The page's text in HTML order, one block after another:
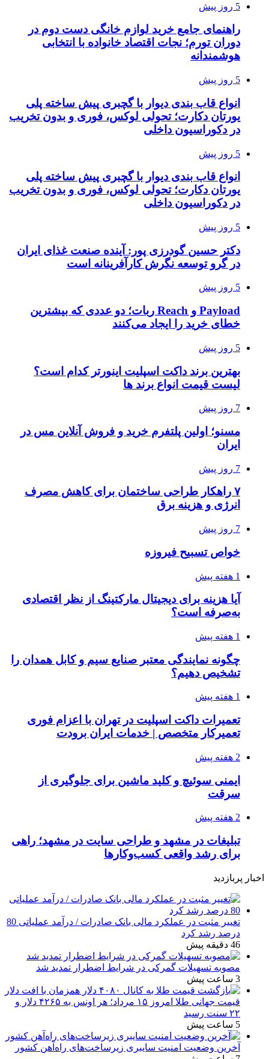
5 روز پیش
راهنمای جامع خرید لوازم خانگی دست دوم در
دوران تورم؛ نجات اقتصاد خانواده با انتخابی
هوشمندانه
5 روز پیش
انواع قاب بندی دیوار با گچبری پیش ساخته پلی
یورتان دکارت؛ تحولی لوکس، فوری و بدون تخریب
در دکوراسیون داخلی
5 روز پیش
انواع قاب بندی دیوار با گچبری پیش ساخته پلی
یورتان دکارت؛ تحولی لوکس، فوری و بدون تخریب
در دکوراسیون داخلی
5 روز پیش
دکتر حسین گودرزی پور: آینده صنعت غذای ایران
در گرو توسعه نگرش کارآفرینانه است
5 روز پیش
Payload و Reach ربات؛ دو عددی که بیشترین
خطای خرید را ایجاد می‌کنند
5 روز پیش
بهترین برند داکت اسپلیت اینورتر کدام است؟
لیست قیمت انواع برند ها
7 روز پیش
مسنو؛ اولین پلتفرم خرید و فروش آنلاین مس در
ایران
7 روز پیش
۷ راهکار طراحی ساختمان برای کاهش مصرف
انرژی و هزینه برق
7 روز پیش
خواص تسبیح فیروزه
1 هفته پیش
آیا هزینه برای دیجیتال مارکتینگ از نظر اقتصادی
به‌صرفه است؟
1 هفته پیش
چگونه نمایندگی معتبر صنایع سیم و کابل همدان را
تشخیص دهیم؟
1 هفته پیش
تعمیرات داکت اسپلیت در تهران با اعزام فوری
تعمیرکار متخصص | خدمات ایران برودت
2 هفته پیش
ایمنی سوئیچ و کلید ماشین برای جلوگیری از
سرقت
2 هفته پیش
تبلیغات در مشهد و طراحی سایت در مشهد؛ راهی
برای رشد واقعی کسب‌وکارها
اخبار پربازدید
تغییر مثبت در عملکرد مالی بانک صادرات / درآمد عملیاتی 80
درصد رشد کرد
46 دقیقه پیش
مصوبه تسهیلات گمرکی در شرایط اضطرار تمدید شد
3 ساعت پیش
قیمت جهانی طلا امروز ۱۵ مرداد؛ هر اونس به ۴۲۶۵ دلار و
۲۲ سنت رسید
5 ساعت پیش
آخرین وضعیت امنیت سایبری زیرساخت‌های راه‌آهن کشور